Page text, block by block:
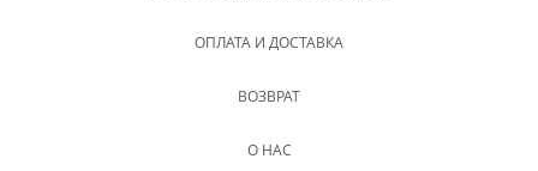
ОПЛАТА И ДОСТАВКА
ВОЗВРАТ
О НАС